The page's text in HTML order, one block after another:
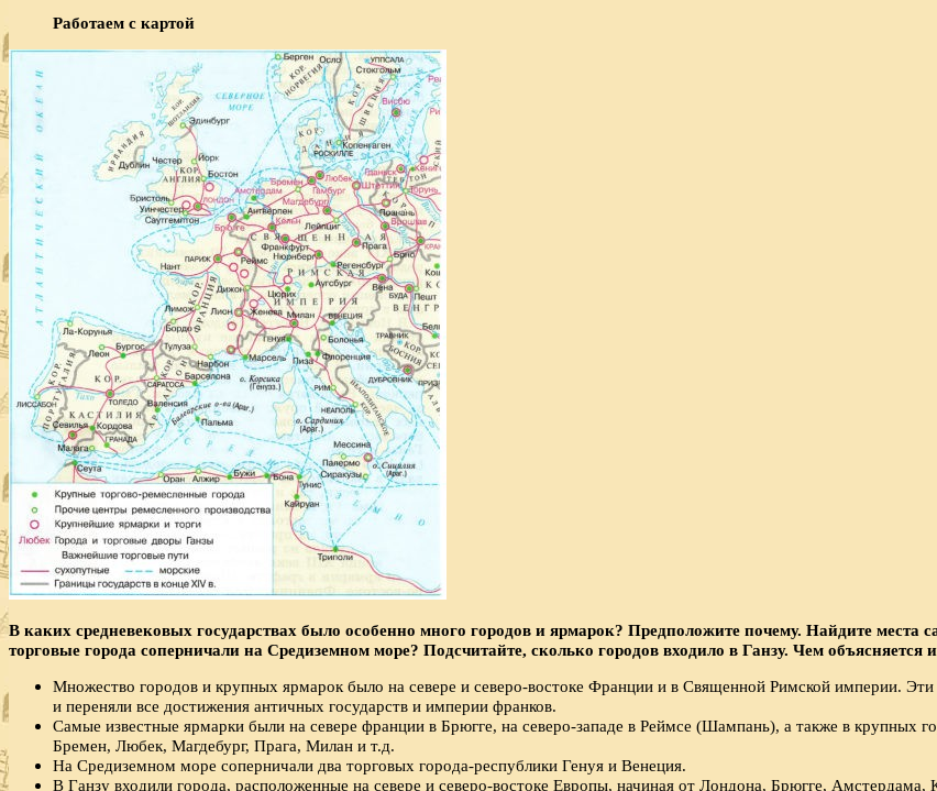
Работаем с картой
В каких средневековых государствах было особенно много городов и ярмарок? Предположите почему. Найдите
торговые города соперничали на Средиземном море? Подсчитайте, сколько городов входило в Ганзу. Чем объясняется
Множество городов и крупных ярмарок было на севере и северо-востоке Франции и в Священной Римской империи.
и переняли все достижения античных государств и империи франков.
Самые известные ярмарки были на севере франции в Брюгге, на северо-западе в Реймсе (Шампань), а также в
Бремен, Любек, Магдебург, Прага, Милан и т.д.
На Средиземном море соперничали два торговых города-республики Генуя и Венеция.
В Ганзу входили города, расположенные на севере и северо-востоке Европы, начиная от Лондона, Брюгге,